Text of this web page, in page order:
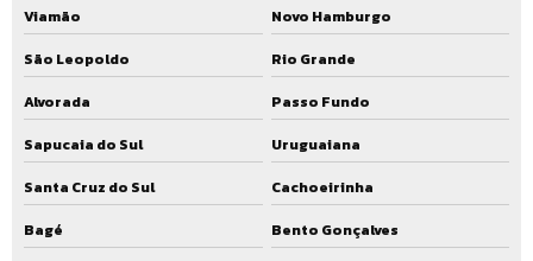
Viamão
Novo Hamburgo
São Leopoldo
Rio Grande
Alvorada
Passo Fundo
Sapucaia do Sul
Uruguaiana
Santa Cruz do Sul
Cachoeirinha
Bagé
Bento Gonçalves